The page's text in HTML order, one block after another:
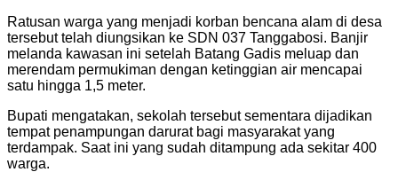
Ratusan warga yang menjadi korban bencana alam di desa
tersebut telah diungsikan ke SDN 037 Tanggabosi. Banjir
melanda kawasan ini setelah Batang Gadis meluap dan
merendam permukiman dengan ketinggian air mencapai
satu hingga 1,5 meter.
Bupati mengatakan, sekolah tersebut sementara dijadikan
tempat penampungan darurat bagi masyarakat yang
terdampak. Saat ini yang sudah ditampung ada sekitar 400
warga.